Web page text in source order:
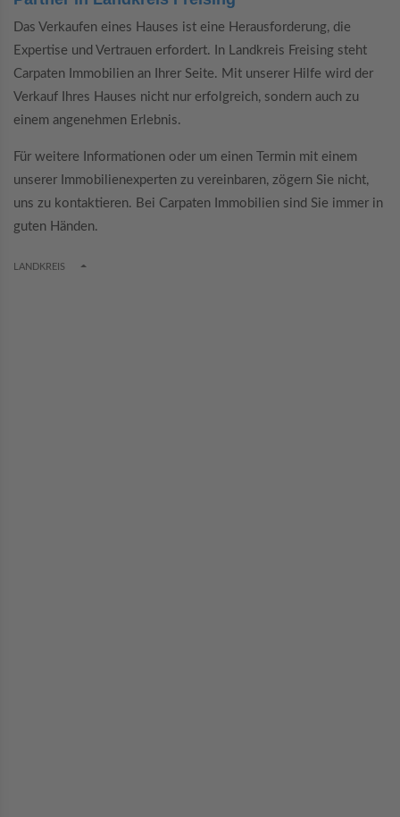
Das Verkaufen eines Hauses ist eine Herausforderung, die
Expertise und Vertrauen erfordert. In Landkreis Freising steht
Carpaten Immobilien an Ihrer Seite. Mit unserer Hilfe wird der
Verkauf Ihres Hauses nicht nur erfolgreich, sondern auch zu
einem angenehmen Erlebnis.
Für weitere Informationen oder um einen Termin mit einem
unserer Immobilienexperten zu vereinbaren, zögern Sie nicht,
uns zu kontaktieren. Bei Carpaten Immobilien sind Sie immer in
guten Händen.
LANDKREIS TOGGLE DROPDOWN